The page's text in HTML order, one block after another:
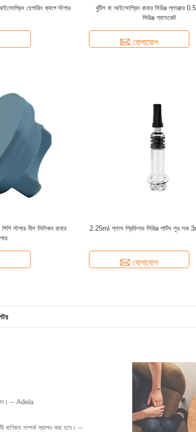
হেপারিন ক্যাপ স্টপার
বুটিল বা আইসোপ্রিন রাবার সিরিঞ্জ প্লাঞ্জার
সিরিঞ্জ গ্যাসকেট
যোগাযোগ
স্টপার নীল সিলিকন রাবার
2.25ml গ্লাস প্রিফিলড সিরিঞ্জ পার্টস লুর লক
যোগাযোগ
-- Adela
বাণিজ্য সম্পর্ক স্থাপন করা হবে। --